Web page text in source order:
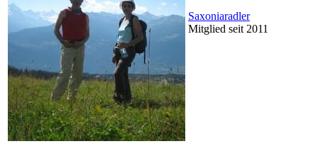
Saxoniaradler
Mitglied seit 2011